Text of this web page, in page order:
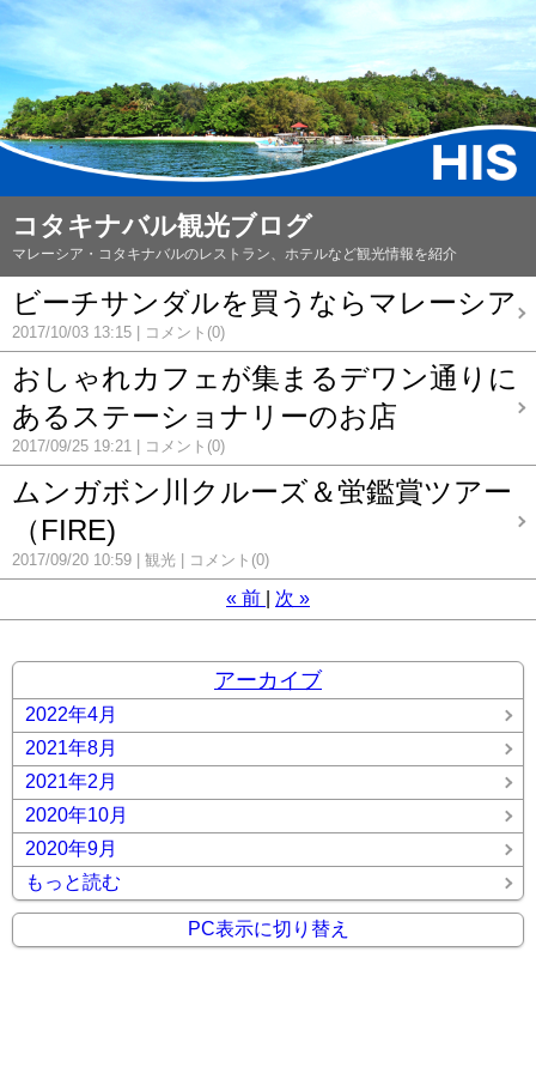
コタキナバル観光ブログ
マレーシア・コタキナバルのレストラン、ホテルなど観光情報を紹介
ビーチサンダルを買うならマレーシア
2017/10/03 13:15 コメント(0)
おしゃれカフェが集まるデワン通りに
あるステーショナリーのお店
2017/09/25 19:21 コメント(0)
ムンガボン川クルーズ＆蛍鑑賞ツアー
（FIRE)
2017/09/20 10:59 観光 コメント(0)
« 前 次 »
アーカイブ
2022年4月
2021年8月
2021年2月
2020年10月
2020年9月
もっと読む
PC表示に切り替え